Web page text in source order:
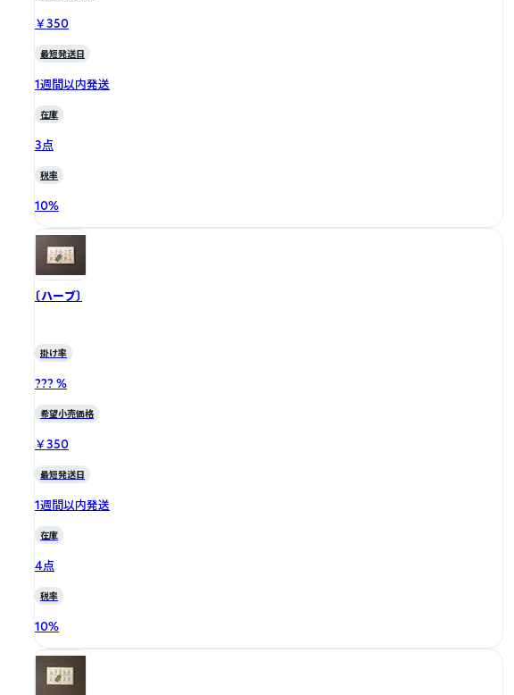
￥350
最短発送日
1週間以内発送
在庫
3点
税率
10%
〔ハーブ〕
掛け率
??? %
希望小売価格
￥350
最短発送日
1週間以内発送
在庫
4点
税率
10%